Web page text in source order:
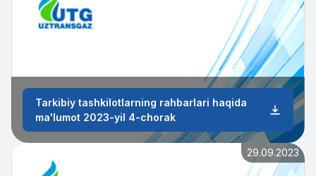
Tarkibiy tashkilotlarning rahbarlari haqida
ma'lumot 2023-yil 4-chorak
29.09.2023